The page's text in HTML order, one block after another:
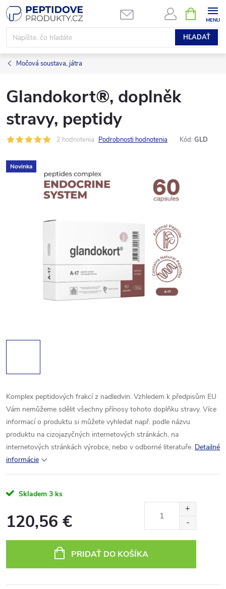
Prejsť
na
obsah
HĽADAŤ
KOŠÍK
Močová soustava, játra
Glandokort®, doplněk
stravy, peptidy
2 hodnotenia Podrobnosti hodnotenia Kód: GLD
Novinka
Komplex peptidových frakcí z nadledvin. Vzhledem k předpisům EU
Vám nemůžeme sdělit všechny přínosy tohoto doplňku stravy. Více
informací o produktu si můžete vyhledat např. podle názvu
produktu na cizojazyčných internetových stránkách, na
internetových stránkách výrobce, nebo v odborné literatuře. Detailné
informácie
Skladem 3 ks
120,56 €
PRIDAŤ DO KOŠÍKA